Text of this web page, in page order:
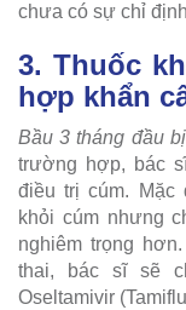
chưa có sự chỉ
3. Thuốc
hợp khẩn
Bầu 3 tháng đầu
trường hợp, bác
điều trị cúm. Mặc
khỏi cúm nhưng
nghiêm trọng
thai, bác sĩ sẽ
Oseltamivir